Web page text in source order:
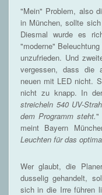
"Mein" Problem, also
in München, sollte
Diesmal wurde es
"moderne"
unzufrieden. Und
vergessen, dass die
neuen mit LED nicht.
nicht zu knapp. In
streicheln 540 UV-
dem Programm steht."
meint Bayern
Leuchten für das
Wer glaubt, die
dusselig gehandelt,
sich in die Irre führen